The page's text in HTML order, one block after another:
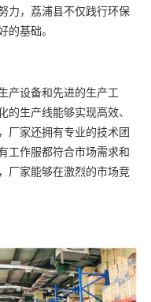
力，荔浦县不仅践行环保
基础。
产设备和先进的生产工
生产线能够实现高效、
厂家还拥有专业的技术团
工作服都符合市场需求和
厂家能够在激烈的市场竞